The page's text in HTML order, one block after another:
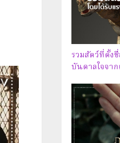
รวมสัตว์ที่ตั้ง
บันดาลใจจา